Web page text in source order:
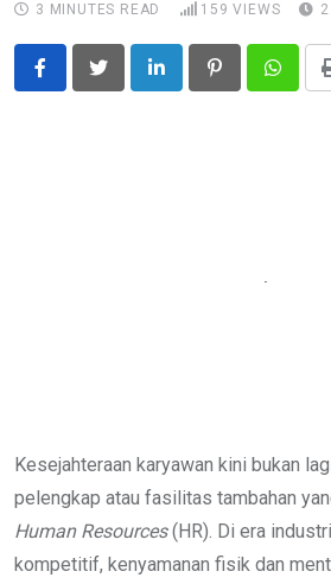
3 MINUTES READ
159 VIEWS
LinkedIn Pinterest
Kesejahteraan karyawan kini bukan
pelengkap atau fasilitas tambahan
Human Resources(HR). Di era
kompetitif, kenyamanan fisik dan